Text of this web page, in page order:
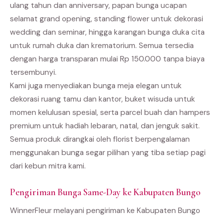
ulang tahun dan anniversary, papan bunga ucapan
selamat grand opening, standing flower untuk dekorasi
wedding dan seminar, hingga karangan bunga duka cita
untuk rumah duka dan krematorium. Semua tersedia
dengan harga transparan mulai Rp 150.000 tanpa biaya
tersembunyi.
Kami juga menyediakan bunga meja elegan untuk
dekorasi ruang tamu dan kantor, buket wisuda untuk
momen kelulusan spesial, serta parcel buah dan hampers
premium untuk hadiah lebaran, natal, dan jenguk sakit.
Semua produk dirangkai oleh florist berpengalaman
menggunakan bunga segar pilihan yang tiba setiap pagi
dari kebun mitra kami.
Pengiriman Bunga Same-Day ke Kabupaten Bungo
WinnerFleur melayani pengiriman ke Kabupaten Bungo